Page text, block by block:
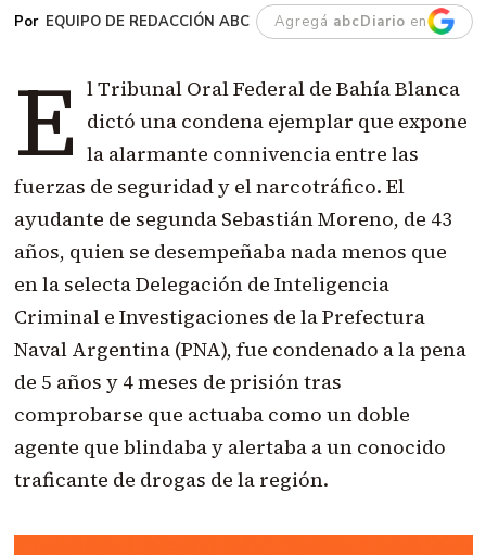
EQUIPO DE REDACCIÓN ABC Agregá abcDiario en
E l Tribunal Oral Federal de Bahía Blanca
dictó una condena ejemplar que expone
la alarmante connivencia entre las
fuerzas de seguridad y el narcotráfico. El
ayudante de segunda Sebastián Moreno, de 43
años, quien se desempeñaba nada menos que
en la selecta Delegación de Inteligencia
Criminal e Investigaciones de la Prefectura
Naval Argentina (PNA), fue condenado a la pena
de 5 años y 4 meses de prisión tras
comprobarse que actuaba como un doble
agente que blindaba y alertaba a un conocido
traficante de drogas de la región.